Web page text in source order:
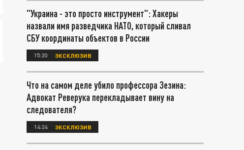
"Украина - это просто инструмент": Хакеры
назвали имя разведчика НАТО, который сливал
СБУ координаты объектов в России
15:20 ЭКСКЛЮЗИВ
Что на самом деле убило профессора Зезина:
Адвокат Реверука перекладывает вину на
следователя?
14:24 ЭКСКЛЮЗИВ